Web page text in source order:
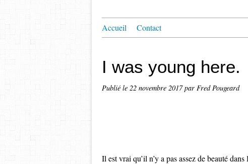
Accueil Contact
I was young here.
Publié le 22 novembre 2017par Fred Pougeard
Il est vrai qu’il n’y a pas assez de beauté dans